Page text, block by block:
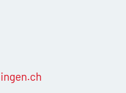
ng n ch